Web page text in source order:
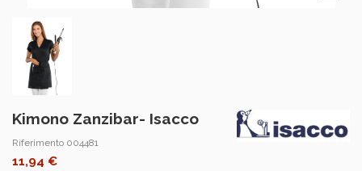
Kimono Zanzibar- Isacco
Riferimento 004481
11,94 €